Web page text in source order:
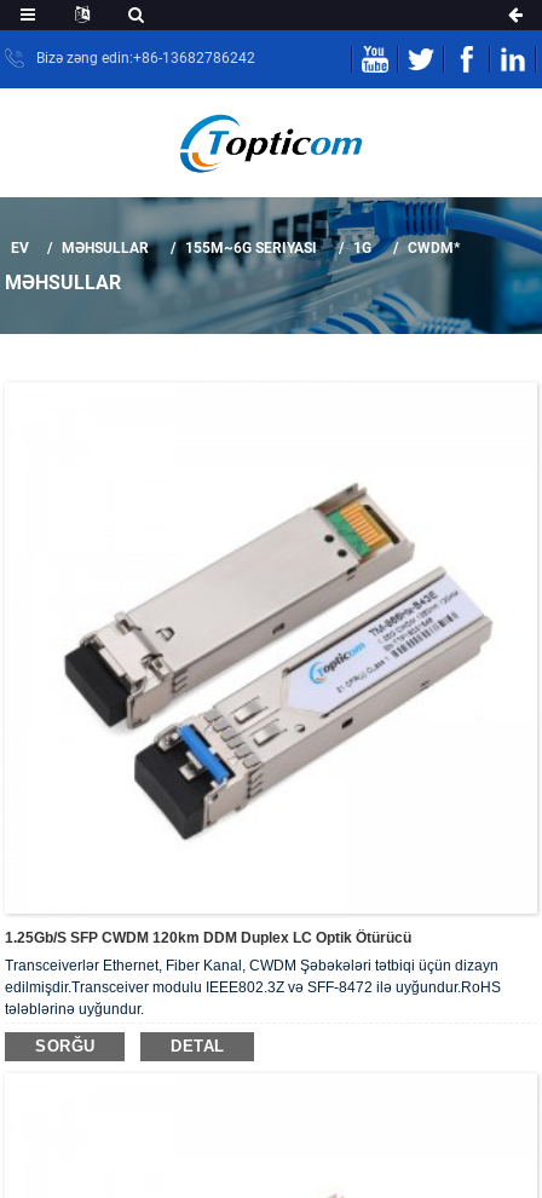
Bizə zəng edin:+86-13682786242
EV MƏHSULLAR 155M~6G SERIYASI 1G CWDM*
MƏHSULLAR
1.25Gb/s SFP CWDM 120km DDM Duplex LC Optik Ötürücü
Transceiverlər Ethernet, Fiber Kanal, CWDM Şəbəkələri tətbiqi üçün dizayn
edilmişdir.Transceiver modulu IEEE802.3Z və SFF-8472 ilə uyğundur.RoHS
tələblərinə uyğundur.
SORĞU DETAL